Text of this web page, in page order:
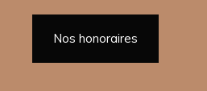
Nos honoraires